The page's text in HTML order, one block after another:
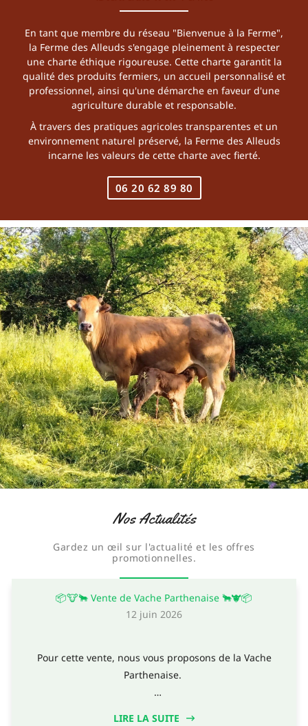
En tant que membre du réseau "Bienvenue à la Ferme",
la Ferme des Alleuds s'engage pleinement à respecter
une charte éthique rigoureuse. Cette charte garantit la
qualité des produits fermiers, un accueil personnalisé et
professionnel, ainsi qu'une démarche en faveur d'une
agriculture durable et responsable.
À travers des pratiques agricoles transparentes et un
environnement naturel préservé, la Ferme des Alleuds
incarne les valeurs de cette charte avec fierté.
06 20 62 89 80
Nos Actualités
Gardez un œil sur l'actualité et les offres
promotionnelles.
📦🐮🐂 Vente de Vache Parthenaise 🐂🐮📦
12 juin 2026
Pour cette vente, nous vous proposons de la Vache
Parthenaise.
LIRE LA SUITE